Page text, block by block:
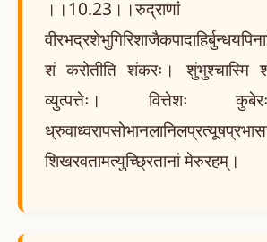
।।10.23।।रुद्राणां
शं करोतीति शंकरः। शुंभुश्चास्मि शं
व्युत्पत्तेः। वित्तेशः
शिखरवतामत्युच्छ्रितानां मेरुरहम्।